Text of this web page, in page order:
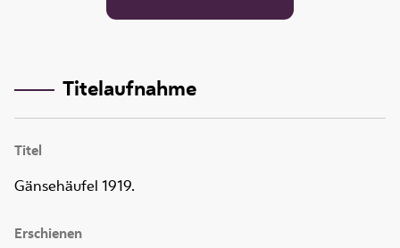
Titelaufnahme
Titel
Gänsehäufel 1919.
Erschienen